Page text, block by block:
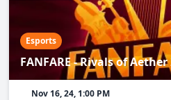
Esports
FANFARE - Rivals of Aether
Nov 16, 24, 1:00 PM